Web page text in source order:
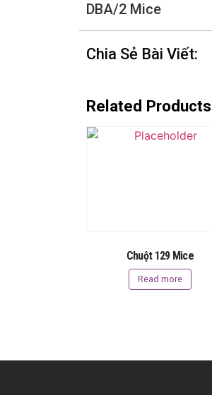
DBA/2 Mice
Chia Sẻ Bài Viết:
Related Products
Chuột 129 Mice
Read more